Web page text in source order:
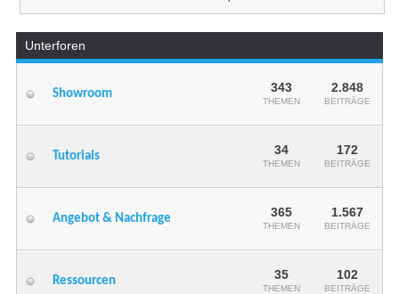
Unterforen
Showroom 343
THEMEN
2.848
BEITRÄGE
Tutorials 34
THEMEN
172
BEITRÄGE
Angebot & Nachfrage 365
THEMEN
1.567
BEITRÄGE
Ressourcen 35
THEMEN
102
BEITRÄGE